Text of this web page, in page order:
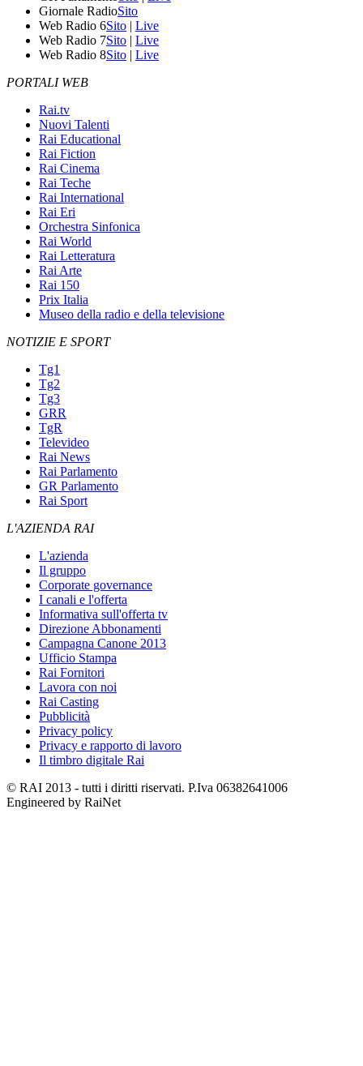
Giornale RadioSito
Web Radio 6Sito | Live
Web Radio 7Sito | Live
Web Radio 8Sito | Live
PORTALI WEB
Rai.tv
Nuovi Talenti
Rai Educational
Rai Fiction
Rai Cinema
Rai Teche
Rai International
Rai Eri
Orchestra Sinfonica
Rai World
Rai Letteratura
Rai Arte
Rai 150
Prix Italia
Museo della radio e della televisione
NOTIZIE E SPORT
Tg1
Tg2
Tg3
GRR
TgR
Televideo
Rai News
Rai Parlamento
GR Parlamento
Rai Sport
L'AZIENDA RAI
L'azienda
Il gruppo
Corporate governance
I canali e l'offerta
Informativa sull'offerta tv
Direzione Abbonamenti
Campagna Canone 2013
Ufficio Stampa
Rai Fornitori
Lavora con noi
Rai Casting
Pubblicità
Privacy policy
Privacy e rapporto di lavoro
Il timbro digitale Rai
© RAI 2013 - tutti i diritti riservati. P.Iva 06382641006
Engineered by RaiNet